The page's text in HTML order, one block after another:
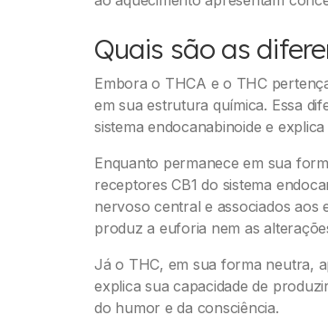
Quais são as
Embora o THCA e o THC
em sua estrutura química. Essa
sistema endocanabinoide e
Enquanto permanece em sua
receptores CB1 do sistema
nervoso central e associados aos
produz a euforia nem as
Já o THC, em sua forma neutra,
explica sua capacidade de
do humor e da consciência.